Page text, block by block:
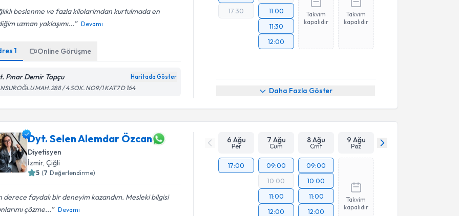
beslenme ve fazla kilolarimdan kurtulmada en
uzman yaklaşımı...
Devamı
1 Online Görüşme
Pınar Demir Topçu Haritada Göster
MAH. 288 / 4 SOK. NO9/1 KAT7 D 164
17:30
11:00
11:30
12:00
Takvim
kapalıdır
Takvim
kapalıdır
Daha Fazla Göster
Dyt. Selen Alemdar Özcan
Diyetisyen
İzmir, Çiğli
5 (7 Değerlendirme)
derece faydalı bir deneyim kazandım. Mesleki bilgisi
çözme...
Devamı
6 Ağu
Per
7 Ağu
Cum
8 Ağu
Cmt
9 Ağu
Paz
17:00
09:00
10:00
11:00
12:00
09:00
10:00
11:00
12:00
Takvim
kapalıdır